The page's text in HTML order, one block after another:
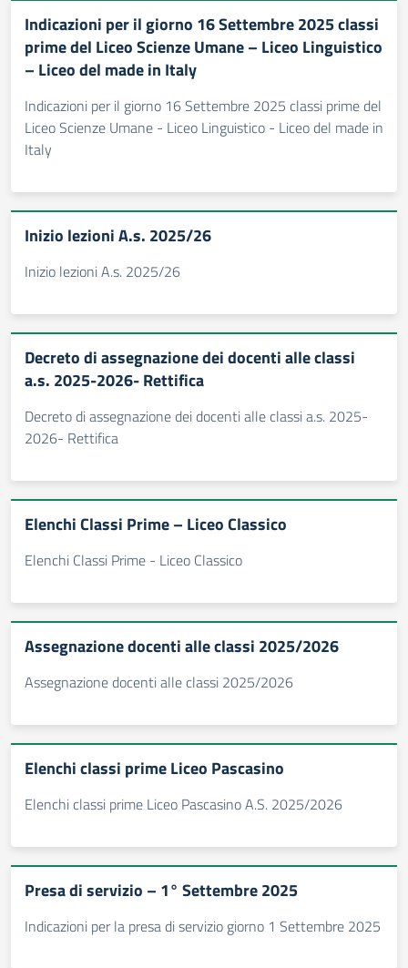
Indicazioni per il giorno 16 Settembre 2025 classi
prime del Liceo Scienze Umane – Liceo Linguistico
– Liceo del made in Italy
Indicazioni per il giorno 16 Settembre 2025 classi prime del
Liceo Scienze Umane - Liceo Linguistico - Liceo del made in
Italy
Inizio lezioni A.s. 2025/26
Inizio lezioni A.s. 2025/26
Decreto di assegnazione dei docenti alle classi
a.s. 2025-2026- Rettifica
Decreto di assegnazione dei docenti alle classi a.s. 2025-
2026- Rettifica
Elenchi Classi Prime – Liceo Classico
Elenchi Classi Prime - Liceo Classico
Assegnazione docenti alle classi 2025/2026
Assegnazione docenti alle classi 2025/2026
Elenchi classi prime Liceo Pascasino
Elenchi classi prime Liceo Pascasino A.S. 2025/2026
Presa di servizio – 1° Settembre 2025
Indicazioni per la presa di servizio giorno 1 Settembre 2025